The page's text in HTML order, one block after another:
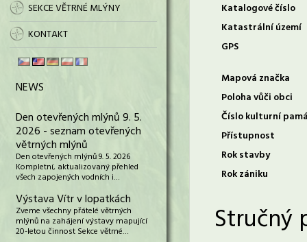
SEKCE VĚTRNÉ MLÝNY
KONTAKT
NEWS
Den otevřených mlýnů 9. 5.
2026 - seznam otevřených
větrných mlýnů
Den otevřených mlýnů 9. 5. 2026
Kompletní, aktualizovaný přehled
všech zapojených vodních i…
Výstava Vítr v lopatkách
Zveme všechny přátelé větrných
mlýnů na zahájení výstavy mapující
20-letou činnost Sekce větrné…
Katalogové číslo
Katastrální území
GPS
Mapová značka
Poloha vůči obci
Číslo kulturní
Přístupnost
Rok stavby
Rok zániku
Stručný